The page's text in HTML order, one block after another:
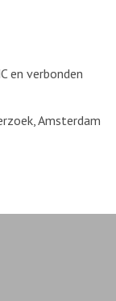
en verbonden
Amsterdam